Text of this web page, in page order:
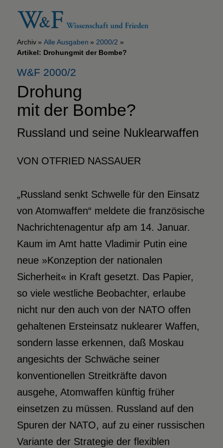
Archiv Alle Ausgaben
2000/2
Artikel: Drohungmit der Bombe?
W&F 2000/2
Drohung
mit der Bombe?
Russland und seine Nuklearwaffen
VON OTFRIED NASSAUER
„Russland senkt Schwelle für den Einsatz
von Atomwaffen“ meldete die französische
Nachrichtenagentur afp am 14. Januar.
Kaum im Amt hatte Vladimir Putin eine
neue »Konzeption der nationalen
Sicherheit« in Kraft gesetzt. Das Papier,
so viele westliche Beobachter, erlaube
nicht nur den auch von der NATO offen
gehaltenen Ersteinsatz nuklearer Waffen,
sondern lasse erkennen, daß Moskau
angesichts der Schwäche seiner
konventionellen Streitkräfte davon
ausgehe, Atomwaffen künftig früher
einsetzen zu müssen. Russland auf den
Spuren der NATO, auf zu einer russischen
Variante der Strategie der flexiblen